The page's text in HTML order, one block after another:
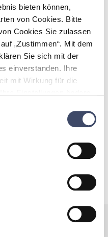
bieten können,
von Cookies. Bitte
Cookies Sie zulassen
„Zustimmen“. Mit dem
Sie sich mit der
einverstanden. Ihre
mit Wirkung für die
familien.at/cookie-